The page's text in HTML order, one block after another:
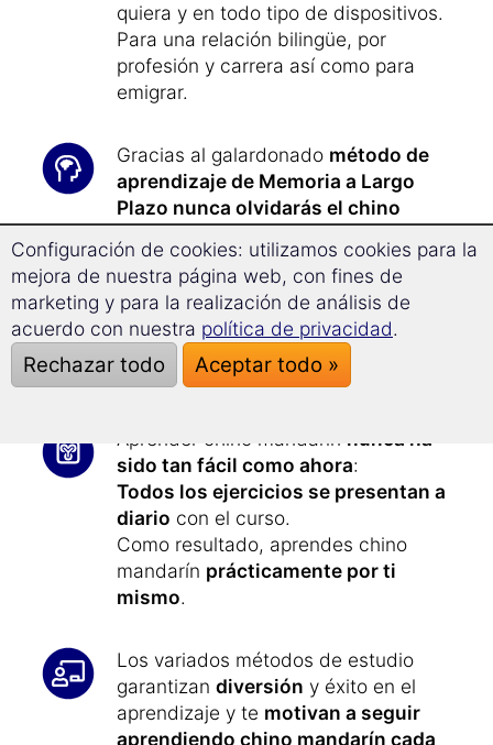
quiera y en todo tipo de dispositivos.
Para una relación bilingüe, por
profesión y carrera así como para
emigrar.
Gracias al galardonado método de
aprendizaje de Memoria a Largo
Plazo nunca olvidarás el chino
Latecnología de Superaprendizaje
te permite avanzar con facilidad un
37,7% más rápidoymejorar tu
concentración.
Aprender chino mandarín nunca ha
sido tan fácil como ahora:
Todos los ejercicios se presentan a
diario con el curso.
Como resultado, aprendes chino
mandarín prácticamente por ti
mismo.
Los variados métodos de estudio
garantizan diversión y éxito en el
aprendizaje y te motivan a seguir
aprendiendo chino mandarín cada
Configuración de cookies: utilizamos cookies para la
mejora de nuestra página web, con fines de
marketing y para la realización de análisis de
acuerdo con nuestra política de privacidad.
Rechazar todo Aceptar todo »